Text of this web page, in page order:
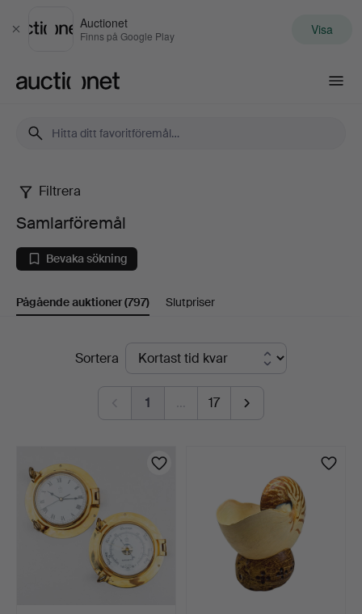
Stäng
Auctionet
Finns på Google Play Visa
Samlarföremål
Filtrera
Samlarföremål
Bevaka sökning
Pågående auktioner(797) Slutpriser
PågåendeSortera
1 … 17